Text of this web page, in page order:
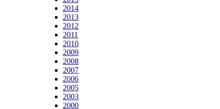
2014
2013
2012
2011
2010
2009
2008
2007
2006
2005
2003
2000